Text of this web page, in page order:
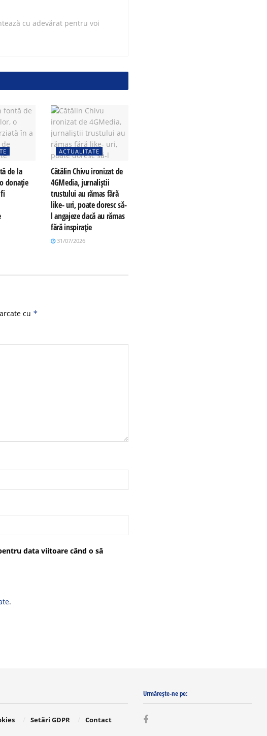
cu adevărat pentru voi
de la
donație
ACTUALITATE
Cătălin Chivu ironizat de
4GMedia, jurnaliștii
trustului au rămas fără
like- uri, poate doresc să-
l angajeze dacă au rămas
fără inspirație
31/07/2026
cu *
data viitoare când o să
.
Setări GDPR Contact
Urmărește-ne pe: